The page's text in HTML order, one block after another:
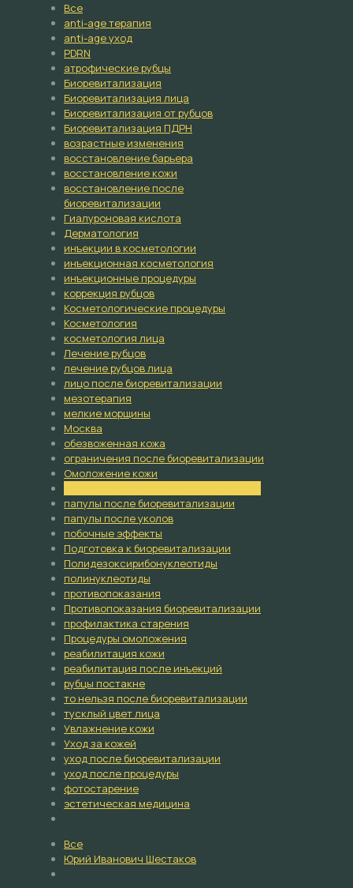
Все
anti-age терапия
anti-age уход
PDRN
атрофические рубцы
Биоревитализация
Биоревитализация лица
Биоревитализация от рубцов
Биоревитализация ПДРН
возрастные изменения
восстановление барьера
восстановление кожи
восстановление после
биоревитализации
Гиалуроновая кислота
Дерматология
инъекции в косметологии
инъекционная косметология
инъекционные процедуры
коррекция рубцов
Косметологические процедуры
Косметология
косметология лица
Лечение рубцов
лечение рубцов лица
лицо после биоревитализации
мезотерапия
мелкие морщины
Москва
обезвоженная кожа
ограничения после биоревитализации
Омоложение кожи
папулы после биоревитализации
папулы после уколов
побочные эффекты
Подготовка к биоревитализации
Полидезоксирибонуклеотиды
полинуклеотиды
противопоказания
Противопоказания биоревитализации
профилактика старения
Процедуры омоложения
реабилитация кожи
реабилитация после инъекций
рубцы постакне
то нельзя после биоревитализации
тусклый цвет лица
Увлажнение кожи
Уход за кожей
уход после биоревитализации
уход после процедуры
фотостарение
эстетическая медицина
Все
Юрий Иванович Шестаков